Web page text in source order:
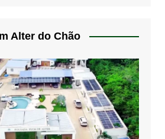
Alter do Chão